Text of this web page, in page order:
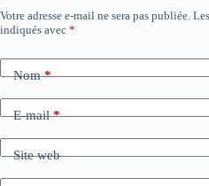
Votre adresse e-mail ne sera pas publiée.
indiqués avec *
Nom*
E-mail*
Site web